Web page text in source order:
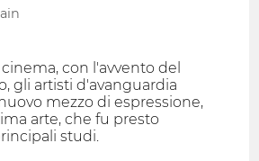
con l'avvento del
gli artisti d'avanguardia
mezzo di espressione,
arte, che fu presto
studi.